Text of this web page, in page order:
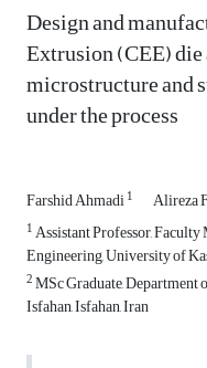
Design and
Extrusion (CEE)
microstructure and
under the process
Farshid Ahmadi1 Alireza
1Assistant Professor,
Engineering, University of
2MSc Graduate,
Isfahan, Isfahan, Iran